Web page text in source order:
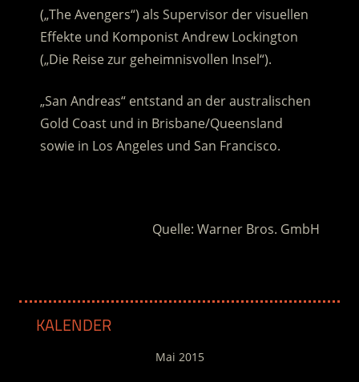
(„The Avengers“) als Supervisor der visuellen
Effekte und Komponist Andrew Lockington
(„Die Reise zur geheimnisvollen Insel“).
„San Andreas“ entstand an der australischen
Gold Coast und in Brisbane/Queensland
sowie in Los Angeles und San Francisco.
Quelle: Warner Bros. GmbH
KALENDER
Mai 2015